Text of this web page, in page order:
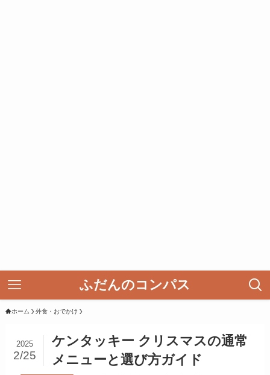
ふだんのコンパス
ホーム 外食・おでかけ
ケンタッキー クリスマスの通常
メニューと選び方ガイド
2025
2/25